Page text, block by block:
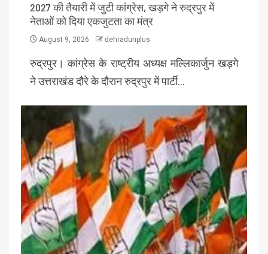
2027 की तैयारी में जुटी कांग्रेस, खड़गे ने रुद्रपुर में
नेताओं को दिया एकजुटता का मंत्र
August 9, 2026 dehradunplus
रुद्रपुर। कांग्रेस के राष्ट्रीय अध्यक्ष मल्लिकार्जुन खड़गे
ने उत्तराखंड दौरे के दौरान रुद्रपुर में पार्टी…